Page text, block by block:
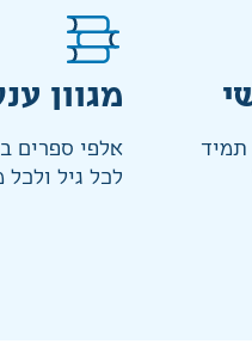
תמיד
מגוון
אלפי ספרים
לכל גיל